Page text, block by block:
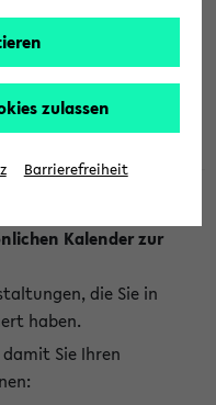
der
unserer
derzeit zur
Kalender zur
die Sie in
haben.
Sie Ihren
zulassen
Barrierefreiheit